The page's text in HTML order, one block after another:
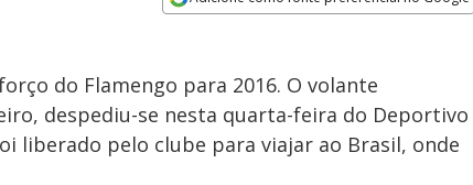
do Flamengo para 2016. O volante
despediu-se nesta quarta-feira do Deportivo
liberado pelo clube para viajar ao Brasil, onde